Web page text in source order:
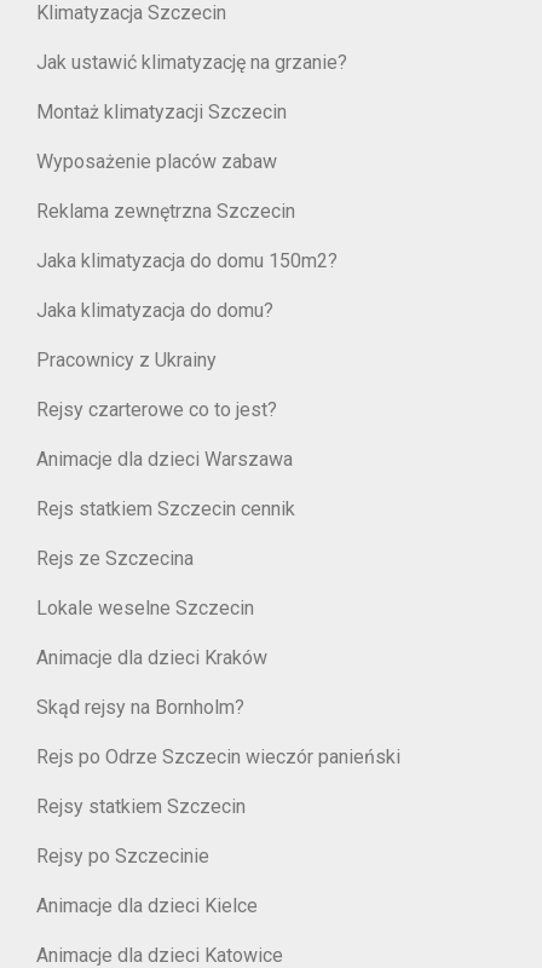
Klimatyzacja Szczecin
Jak ustawić klimatyzację na grzanie?
Montaż klimatyzacji Szczecin
Wyposażenie placów zabaw
Reklama zewnętrzna Szczecin
Jaka klimatyzacja do domu 150m2?
Jaka klimatyzacja do domu?
Pracownicy z Ukrainy
Rejsy czarterowe co to jest?
Animacje dla dzieci Warszawa
Rejs statkiem Szczecin cennik
Rejs ze Szczecina
Lokale weselne Szczecin
Animacje dla dzieci Kraków
Skąd rejsy na Bornholm?
Rejs po Odrze Szczecin wieczór panieński
Rejsy statkiem Szczecin
Rejsy po Szczecinie
Animacje dla dzieci Kielce
Animacje dla dzieci Katowice